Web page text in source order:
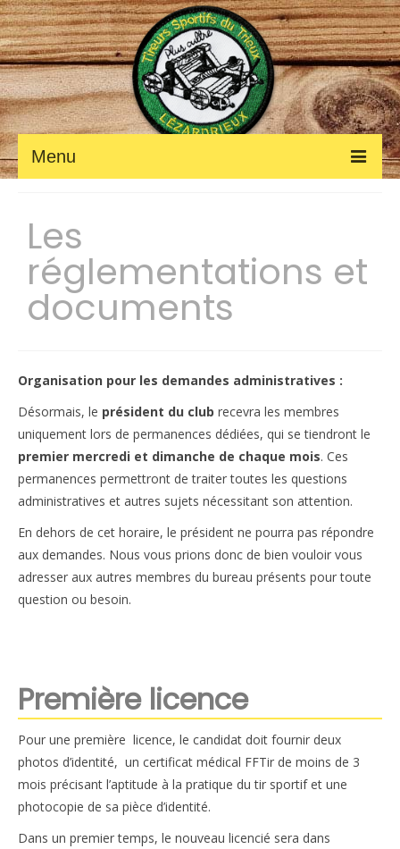
Menu
Fil des ACTUALITÉS
Petites annonces
Photos et vidéos
Les renseignements pratiques
Les réglementations et documents
Les règles de sécurité
Les tirs pratiqués
Les équipements
Les disciplines Armes Anciennes
Présentation
Inscription 10M Centre Ville
COMPÉTITIONS
Les
réglementations et
documents
Organisation pour les demandes administratives :
Désormais, le président du club recevra les membres
uniquement lors de permanences dédiées, qui se tiendront le
premier mercredi et dimanche de chaque mois. Ces
permanences permettront de traiter toutes les questions
administratives et autres sujets nécessitant son attention.
En dehors de cet horaire, le président ne pourra pas répondre
aux demandes. Nous vous prions donc de bien vouloir vous
adresser aux autres membres du bureau présents pour toute
question ou besoin.
Première licence
Pour une première licence, le candidat doit fournir deux
photos d’identité, un certificat médical FFTir de moins de 3
mois précisant l’aptitude à la pratique du tir sportif et une
photocopie de sa pièce d’identité.
Dans un premier temps, le nouveau licencié sera dans